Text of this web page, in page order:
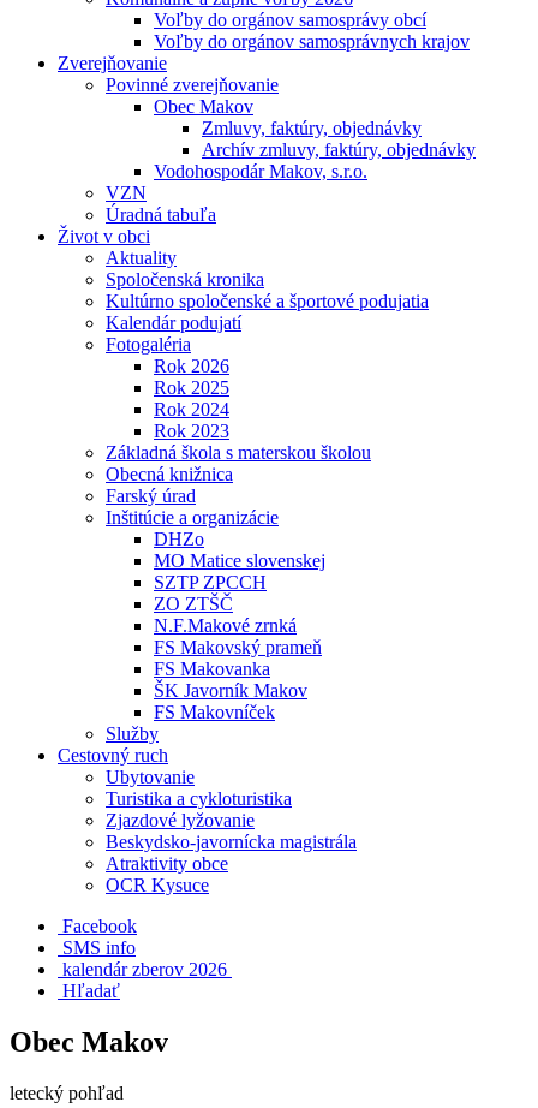
Voľby do orgánov samosprávy obcí
Voľby do orgánov samosprávnych krajov
Zverejňovanie
Povinné zverejňovanie
Obec Makov
Zmluvy, faktúry, objednávky
Archív zmluvy, faktúry, objednávky
Vodohospodár Makov, s.r.o.
VZN
Úradná tabuľa
Život v obci
Aktuality
Spoločenská kronika
Kultúrno spoločenské a športové podujatia
Kalendár podujatí
Fotogaléria
Rok 2026
Rok 2025
Rok 2024
Rok 2023
Základná škola s materskou školou
Obecná knižnica
Farský úrad
Inštitúcie a organizácie
DHZo
MO Matice slovenskej
SZTP ZPCCH
ZO ZTŠČ
N.F.Makové zrnká
FS Makovský prameň
FS Makovanka
ŠK Javorník Makov
FS Makovníček
Služby
Cestovný ruch
Ubytovanie
Turistika a cykloturistika
Zjazdové lyžovanie
Beskydsko-javornícka magistrála
Atraktivity obce
OCR Kysuce
Facebook
SMS info
​ kalendár zberov 2026
Hľadať
Obec Makov
letecký pohľad